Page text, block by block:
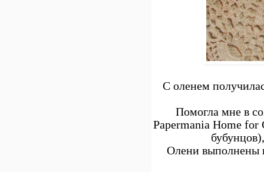
С оленем
Помогла мне в
Papermania Home for
Олени выполнены